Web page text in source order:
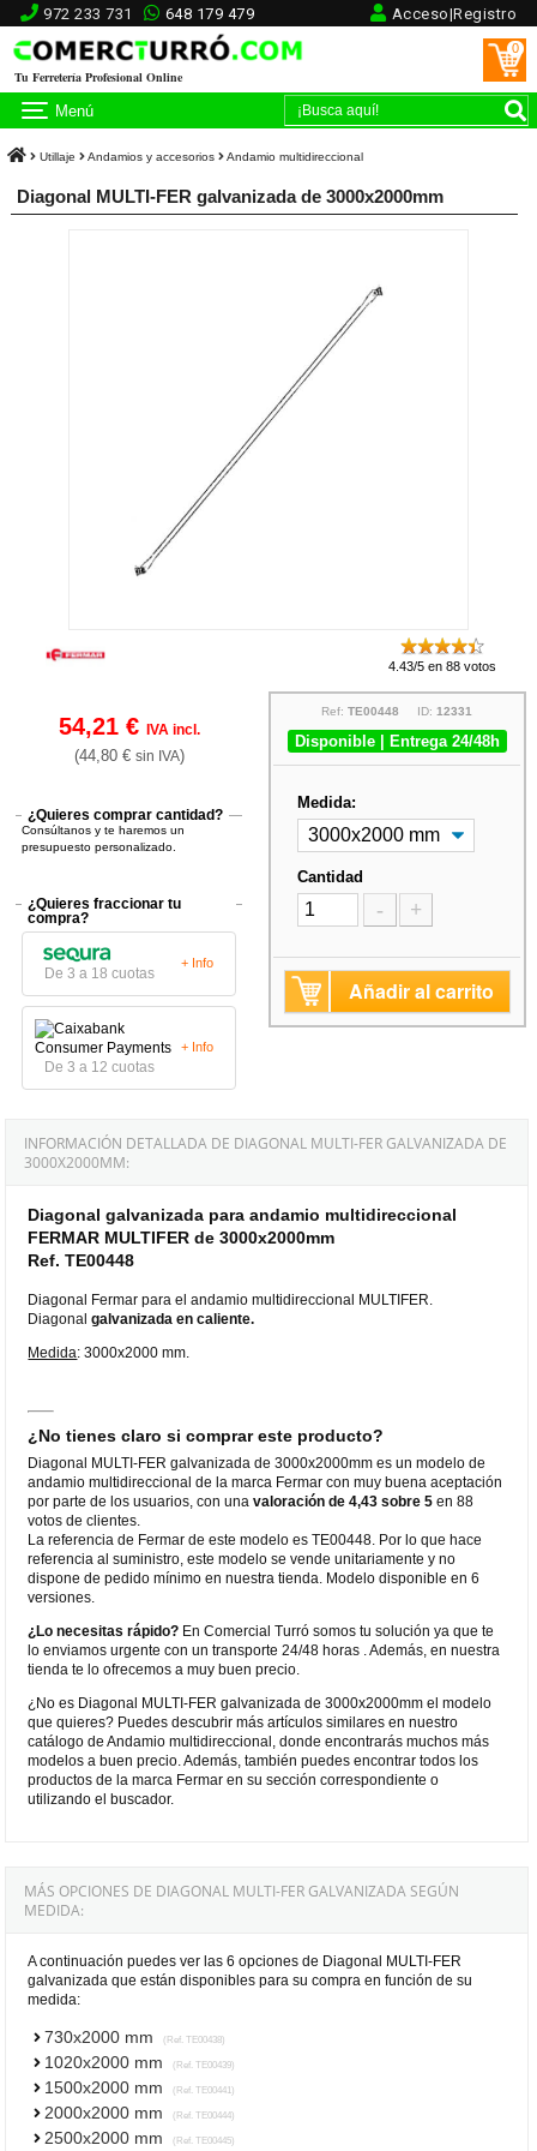
972 233 731 648 179 479 Acceso|Registro
Tu Ferretería Profesional Online
0
Menú
Utillaje Andamios y accesorios Andamio multidireccional
Diagonal MULTI-FER galvanizada de 3000x2000mm
4.43/5 en 88 votos
54,21 € IVA incl.
(44,80 € sin IVA)
¿Quieres comprar cantidad?
Consúltanos y te haremos un
presupuesto personalizado.
¿Quieres fraccionar tu
compra?
De 3 a 18 cuotas
+ Info
De 3 a 12 cuotas
+ Info
Ref:TE00448 ID:12331
Disponible | Entrega 24/48h
Medida:
Cantidad
- +
Añadir al carrito
INFORMACIÓN DETALLADA DE DIAGONAL MULTI-FER GALVANIZADA DE
3000X2000MM:
Diagonal galvanizada para andamio multidireccional
FERMAR MULTIFER de 3000x2000mm
Ref. TE00448
Diagonal Fermar para el andamio multidireccional MULTIFER.
Diagonalgalvanizada en caliente.
Medida: 3000x2000 mm.
¿No tienes claro si comprar este producto?
Diagonal MULTI-FER galvanizada de 3000x2000mm es un modelo de
andamio multidireccional de la marca Fermar con muy buena aceptación
por parte de los usuarios, con unavaloración de 4,43 sobre 5 en 88
votos de clientes.
La referencia de Fermar de este modelo es TE00448. Por lo que hace
referencia al suministro, este modelo se vende unitariamente y no
dispone de pedido mínimo en nuestra tienda. Modelo disponible en 6
versiones.
¿Lo necesitas rápido? En Comercial Turró somos tu solución ya que te
lo enviamos urgente con un transporte 24/48 horas . Además, en nuestra
tienda te lo ofrecemos a muy buen precio.
¿No es Diagonal MULTI-FER galvanizada de 3000x2000mm el modelo
que quieres? Puedes descubrir más artículos similares en nuestro
catálogo de Andamio multidireccional, donde encontrarás muchos más
modelos a buen precio. Además, también puedes encontrar todos los
productos de la marca Fermar en su sección correspondiente o
utilizando el buscador.
MÁS OPCIONES DE DIAGONAL MULTI-FER GALVANIZADA SEGÚN
MEDIDA:
A continuación puedes ver las 6 opciones de Diagonal MULTI-FER
galvanizada que están disponibles para su compra en función de su
medida:
730x2000 mm (Ref. TE00438)
1020x2000 mm (Ref. TE00439)
1500x2000 mm (Ref. TE00441)
2000x2000 mm (Ref. TE00444)
2500x2000 mm (Ref. TE00445)